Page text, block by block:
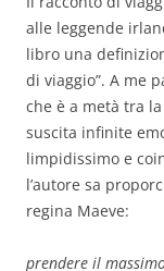
alle leggende
libro una
di viaggio”. A me
che è a metà tra
suscita infinite
limpidissimo e
l’autore sa
regina Maeve:
prendere il